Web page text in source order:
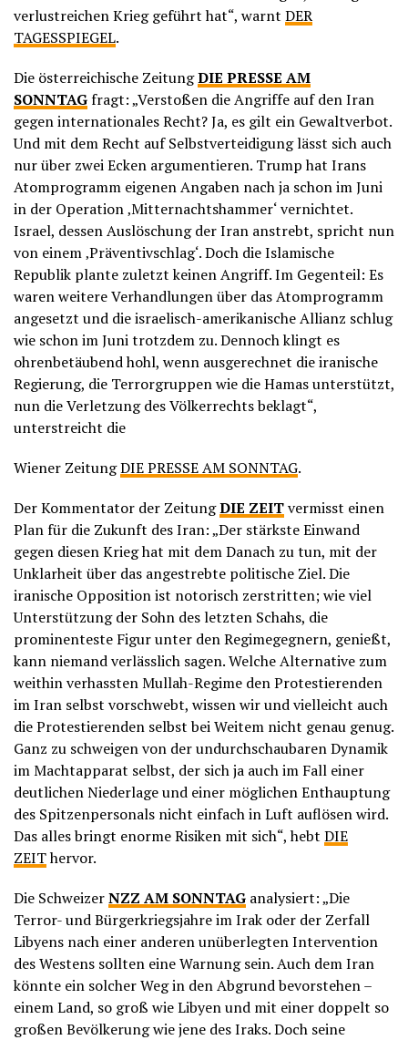
verlustreichen Krieg geführt hat“, warnt DER
TAGESSPIEGEL.
Die österreichische ZeitungDIE PRESSE AM
SONNTAGfragt: „Verstoßen die Angriffe auf den Iran
gegen internationales Recht? Ja, es gilt ein Gewaltverbot.
Und mit dem Recht auf Selbstverteidigung lässt sich auch
nur über zwei Ecken argumentieren. Trump hat Irans
Atomprogramm eigenen Angaben nach ja schon im Juni
in der Operation ‚Mitternachtshammer‘ vernichtet.
Israel, dessen Auslöschung der Iran anstrebt, spricht nun
von einem ‚Präventivschlag‘. Doch die Islamische
Republik plante zuletzt keinen Angriff. Im Gegenteil: Es
waren weitere Verhandlungen über das Atomprogramm
angesetzt und die israelisch-amerikanische Allianz schlug
wie schon im Juni trotzdem zu. Dennoch klingt es
ohrenbetäubend hohl, wenn ausgerechnet die iranische
Regierung, die Terrorgruppen wie die Hamas unterstützt,
nun die Verletzung des Völkerrechts beklagt“,
unterstreicht die
Wiener ZeitungDIE PRESSE AM SONNTAG.
Der Kommentator der ZeitungDIE ZEITvermisst einen
Plan für die Zukunft des Iran: „Der stärkste Einwand
gegen diesen Krieg hat mit dem Danach zu tun, mit der
Unklarheit über das angestrebte politische Ziel. Die
iranische Opposition ist notorisch zerstritten; wie viel
Unterstützung der Sohn des letzten Schahs, die
prominenteste Figur unter den Regimegegnern, genießt,
kann niemand verlässlich sagen. Welche Alternative zum
weithin verhassten Mullah-Regime den Protestierenden
im Iran selbst vorschwebt, wissen wir und vielleicht auch
die Protestierenden selbst bei Weitem nicht genau genug.
Ganz zu schweigen von der undurchschaubaren Dynamik
im Machtapparat selbst, der sich ja auch im Fall einer
deutlichen Niederlage und einer möglichen Enthauptung
des Spitzenpersonals nicht einfach in Luft auflösen wird.
Das alles bringt enorme Risiken mit sich“, hebt DIE
ZEIThervor.
Die SchweizerNZZ AM SONNTAG analysiert: „Die
Terror- und Bürgerkriegsjahre im Irak oder der Zerfall
Libyens nach einer anderen unüberlegten Intervention
des Westens sollten eine Warnung sein. Auch dem Iran
könnte ein solcher Weg in den Abgrund bevorstehen –
einem Land, so groß wie Libyen und mit einer doppelt so
großen Bevölkerung wie jene des Iraks. Doch seine